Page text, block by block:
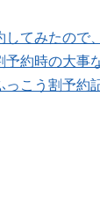
してみたので
約時の大事
っこう割予約